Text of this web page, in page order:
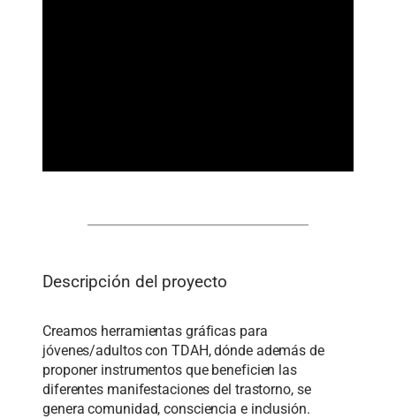
Descripción del proyecto
Creamos herramientas gráficas para
jóvenes/adultos con TDAH, dónde además de
proponer instrumentos que beneficien las
diferentes manifestaciones del trastorno, se
genera comunidad, consciencia e inclusión.